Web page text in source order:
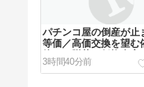
パチンコ屋の倒産が止
等価／高価交換を望む
徐々に脱落。低換金率
は戻らず
3時間40分前